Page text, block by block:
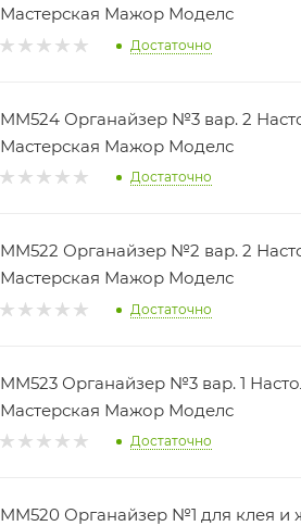
Мастерская Мажор Моделс
Достаточно
MM524 Органайзер №3 вар. 2
Мастерская Мажор Моделс
Достаточно
MM522 Органайзер №2 вар. 2
Мастерская Мажор Моделс
Достаточно
MM523 Органайзер №3 вар. 1
Мастерская Мажор Моделс
Достаточно
MM520 Органайзер №1 для клея и